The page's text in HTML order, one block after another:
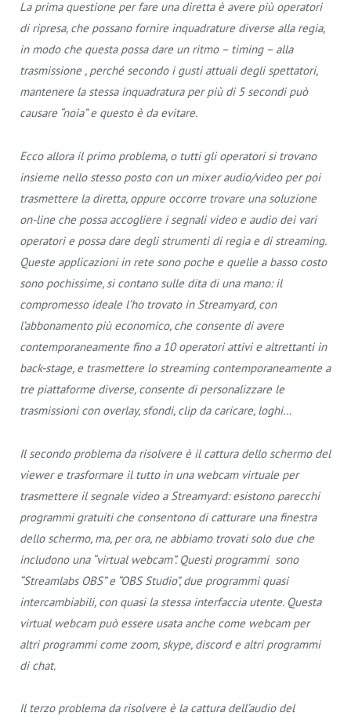
La prima questione per fare una diretta è avere più operatori
di ripresa, che possano fornire inquadrature diverse alla regia,
in modo che questa possa dare un ritmo – timing – alla
trasmissione , perché secondo i gusti attuali degli spettatori,
mantenere la stessa inquadratura per più di 5 secondi può
causare “noia” e questo è da evitare.
Ecco allora il primo problema, o tutti gli operatori si trovano
insieme nello stesso posto con un mixer audio/video per poi
trasmettere la diretta, oppure occorre trovare una soluzione
on-line che possa accogliere i segnali video e audio dei vari
operatori e possa dare degli strumenti di regia e di streaming.
Queste applicazioni in rete sono poche e quelle a basso costo
sono pochissime, si contano sulle dita di una mano: il
compromesso ideale l’ho trovato in Streamyard, con
l’abbonamento più economico, che consente di avere
contemporaneamente fino a 10 operatori attivi e altrettanti in
back-stage, e trasmettere lo streaming contemporaneamente a
tre piattaforme diverse, consente di personalizzare le
trasmissioni con overlay, sfondi, clip da caricare, loghi…
Il secondo problema da risolvere è il cattura dello schermo del
viewer e trasformare il tutto in una webcam virtuale per
trasmettere il segnale video a Streamyard: esistono parecchi
programmi gratuiti che consentono di catturare una finestra
dello schermo, ma, per ora, ne abbiamo trovati solo due che
includono una “virtual webcam”. Questi programmi sono
“Streamlabs OBS” e “OBS Studio”, due programmi quasi
intercambiabili, con quasi la stessa interfaccia utente. Questa
virtual webcam può essere usata anche come webcam per
altri programmi come zoom, skype, discord e altri programmi
di chat.
Il terzo problema da risolvere è la cattura dell’audio del